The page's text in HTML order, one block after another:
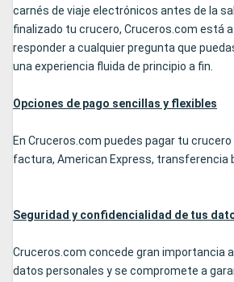
carnés de viaje electrónicos antes de la
finalizado tu crucero, Cruceros.com está
responder a cualquier pregunta que
una experiencia fluida de principio a fin.
Opciones de pago sencillas y flexibles
En Cruceros.com puedes pagar tu
factura, American Express, transferencia
Seguridad y confidencialidad de tus
Cruceros.com concede gran importancia
datos personales y se compromete a